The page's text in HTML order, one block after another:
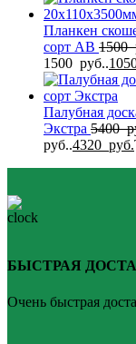
Планкен
сорт AB 1500
1500 руб..
Палубная
Экстра 5400
руб..4320 руб.
БЫСТРАЯ
Очень быстрая